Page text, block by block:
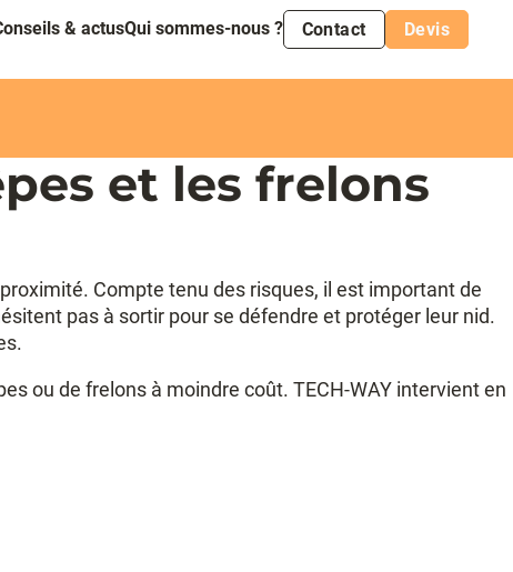
& actusQui sommes-nous ? Contact Devis
et les frelons
Compte tenu des risques, il est important de
pas à sortir pour se défendre et protéger leur nid.
ou de frelons à moindre coût. TECH-WAY intervient en